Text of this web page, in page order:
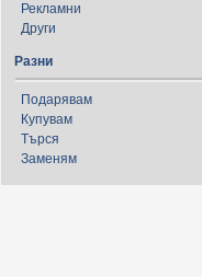
Рекламни
Други
Разни
Подарявам
Купувам
Търся
Заменям